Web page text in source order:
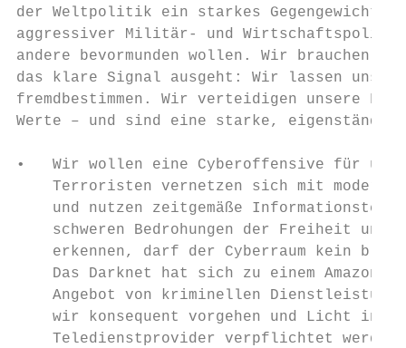
der Weltpolitik ein starkes Gegengewicht
aggressiver Militär- und Wirtschaftspolitik
andere bevormunden wollen. Wir brauchen
das klare Signal ausgeht: Wir lassen uns
fremdbestimmen. Wir verteidigen unsere
Werte – und sind eine starke,
•   Wir wollen eine Cyberoffensive für
Terroristen vernetzen sich mit
und nutzen zeitgemäße
schweren Bedrohungen der Freiheit und
erkennen, darf der Cyberraum kein
Das Darknet hat sich zu einem Amazon
Angebot von kriminellen
wir konsequent vorgehen und Licht ins
Teledienstprovider verpflichtet